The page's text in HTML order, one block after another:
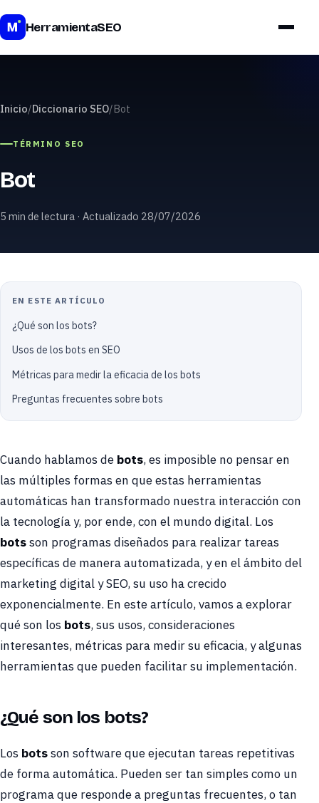
HerramientaSEO
Inicio/Diccionario SEO/Bot
TÉRMINO SEO
Bot
5 min de lectura · Actualizado 28/07/2026
EN ESTE ARTÍCULO
¿Qué son los bots?
Usos de los bots en SEO
Métricas para medir la eficacia de los bots
Preguntas frecuentes sobre bots
Cuando hablamos de bots, es imposible no pensar en
las múltiples formas en que estas herramientas
automáticas han transformado nuestra interacción con
la tecnología y, por ende, con el mundo digital. Los
botsson programas diseñados para realizar tareas
específicas de manera automatizada, y en el ámbito del
marketing digital y SEO, su uso ha crecido
exponencialmente. En este artículo, vamos a explorar
qué son los bots, sus usos, consideraciones
interesantes, métricas para medir su eficacia, y algunas
herramientas que pueden facilitar su implementación.
¿Qué son los bots?
Los botsson software que ejecutan tareas repetitivas
de forma automática. Pueden ser tan simples como un
programa que responde a preguntas frecuentes, o tan